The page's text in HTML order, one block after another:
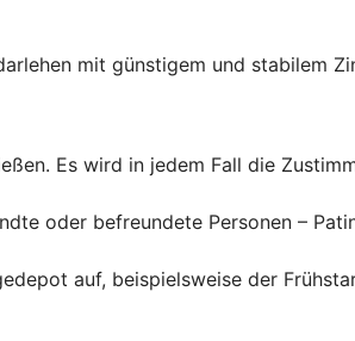
mit günstigem und stabilem
Es wird in jedem Fall die
oder befreundete Personen –
auf, beispielsweise der